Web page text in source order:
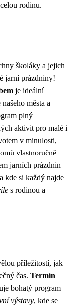
rodinu.
školáky a jejich
jarní prázdniny!
je ideální
města a
plný
aktivit pro malé i
v minulosti,
vlastnoručně
jarních prázdnin
kde si každý najde
s rodinou a
příležitostí, jak
čas. Termín
bohatý program
výstavy, kde se